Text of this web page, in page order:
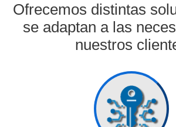
Ofrecemos distintas
se adaptan a las
nuestros